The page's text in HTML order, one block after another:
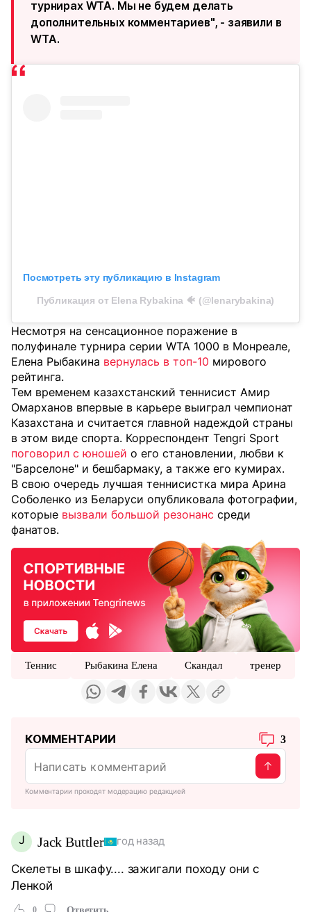
турнирах WTA. Мы не будем делать
дополнительных комментариев", - заявили в
WTA.
Посмотреть эту публикацию в Instagram
Публикация от Elena Rybakina 🐠 (@lenarybakina)
Несмотря на сенсационное поражение в
полуфинале турнира серии WTA 1000 в Монреале,
Елена Рыбакина вернулась в топ-10 мирового
рейтинга.
Тем временем казахстанский теннисист Амир
Омарханов впервые в карьере выиграл чемпионат
Казахстана и считается главной надеждой страны
в этом виде спорта. Корреспондент Tengri Sport
поговорил с юношей о его становлении, любви к
"Барселоне" и бешбармаку, а также его кумирах.
В свою очередь лучшая теннисистка мира Арина
Соболенко из Беларуси опубликовала фотографии,
которые вызвали большой резонанс среди
фанатов.
Теннис Рыбакина Елена Скандал тренер
КОММЕНТАРИИ 3
Комментарии проходят модерацию редакцией
J Jack Buttler год назад
Скелеты в шкафу.... зажигали походу они с
Ленкой
0